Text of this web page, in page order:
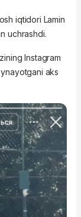
iqtidori Lamin
uchrashdi.
Instagram
aks